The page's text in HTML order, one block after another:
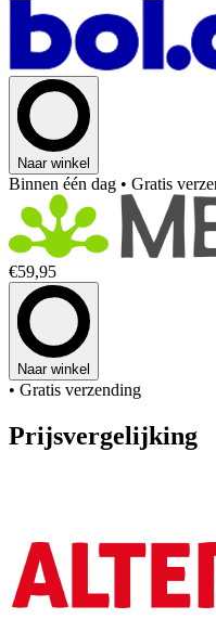
Naar winkel
Binnen één dag • Gratis
€59,95
Naar winkel
• Gratis verzending
Prijsvergelijking